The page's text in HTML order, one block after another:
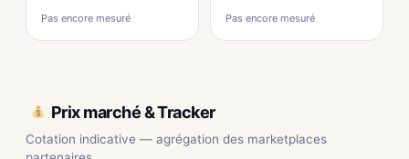
Pas encore mesuré Pas encore mesuré
Prix marché & Tracker
Cotation indicative — agrégation des marketplaces